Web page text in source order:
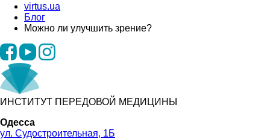
virtus.ua
Блог
Можно ли улучшить зрение?
ИНСТИТУТ ПЕРЕДОВОЙ МЕДИЦИНЫ
Одесса
ул. Судостроительная, 1Б